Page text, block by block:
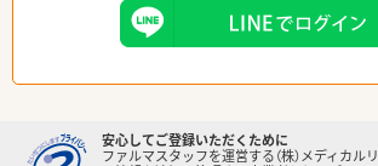
安心してご登録いただくために
ファルマスタッフを運営する（株）メディカル